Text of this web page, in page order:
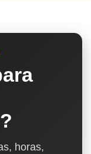
horas,